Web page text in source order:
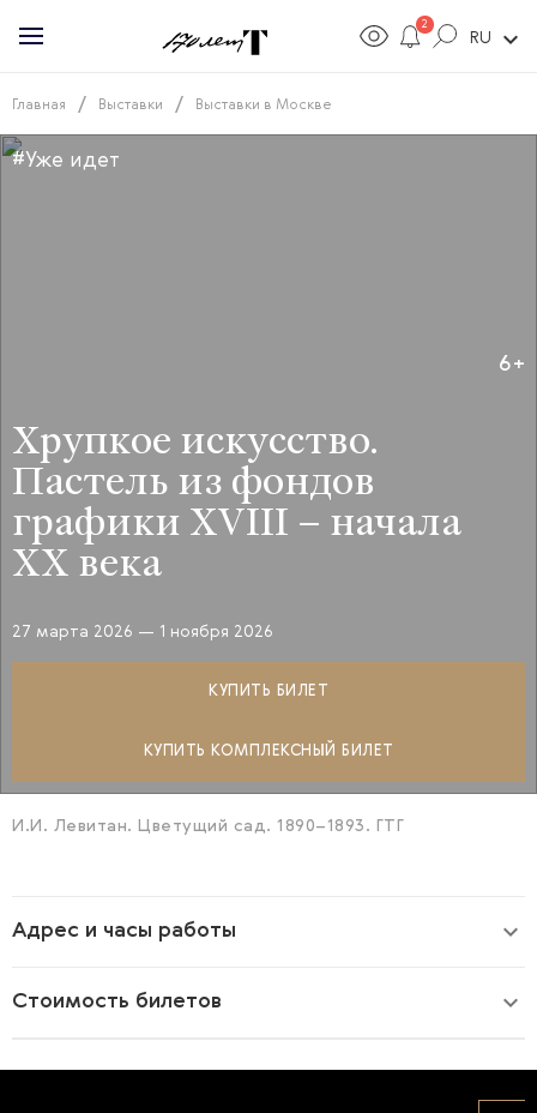
2
RU expand_more
Главная / Выставки / Выставки в Москве
#Уже идет
6+
Хрупкое искусство.
Пастель из фондов
графики XVIII – начала
XX века
27 марта 2026 — 1 ноября 2026
КУПИТЬ БИЛЕТ
КУПИТЬ КОМПЛЕКСНЫЙ БИЛЕТ
И.И. Левитан. Цветущий сад. 1890–1893. ГТГ
Адрес и часы работы
Стоимость билетов